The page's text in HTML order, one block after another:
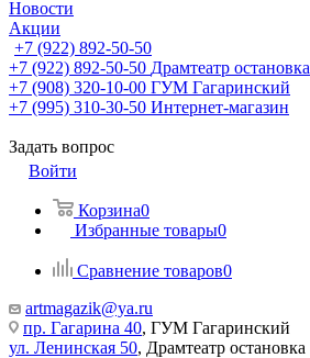
Новости
Акции
+7 (922) 892-50-50
+7 (922) 892-50-50 Драмтеатр остановка
+7 (908) 320-10-00 ГУМ Гагаринский
+7 (995) 310-30-50 Интернет-магазин
Задать вопрос
Войти
Корзина0
Избранные товары0
Сравнение товаров0
artmagazik@ya.ru
пр. Гагарина 40, ГУМ Гагаринский
ул. Ленинская 50, Драмтеатр остановка